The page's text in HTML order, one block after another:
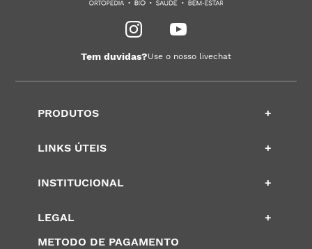
Tem duvidas?Use o nosso livechat
PRODUTOS +
LINKS ÚTEIS +
INSTITUCIONAL +
LEGAL
+
METODO DE PAGAMENTO